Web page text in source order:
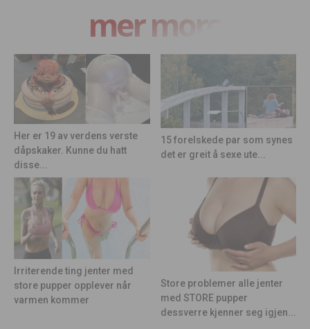
mer moro
Her er 19 av verdens verste
dåpskaker. Kunne du hatt
disse...
15 forelskede par som synes
det er greit å sexe ute...
Irriterende ting jenter med
store pupper opplever når
varmen kommer
Store problemer alle jenter
med STORE pupper
dessverre kjenner seg igjen...